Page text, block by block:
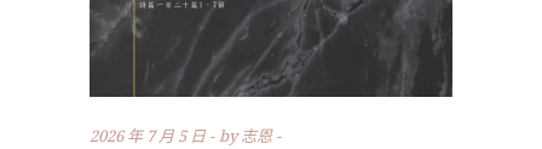
2026 年 7 月 5 日 by志恩